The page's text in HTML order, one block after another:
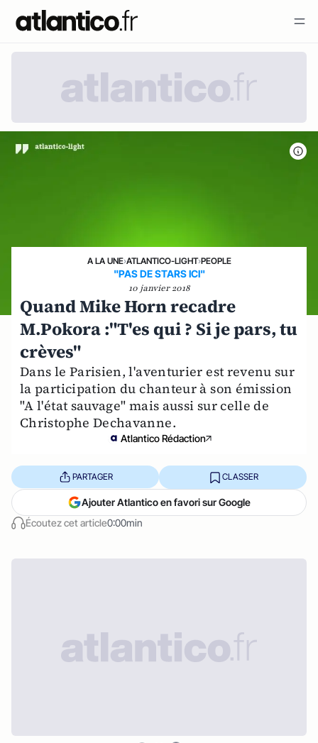
A LA UNE›ATLANTICO-LIGHT›PEOPLE
"PAS DE STARS ICI"
10 janvier 2018
Quand Mike Horn recadre
M.Pokora :"T'es qui ? Si je pars, tu
crèves"
Dans le Parisien, l'aventurier est revenu sur
la participation du chanteur à son émission
"A l'état sauvage" mais aussi sur celle de
Christophe Dechavanne.
Atlantico Rédaction
Écoutez cet article0:00min
PARTAGER CLASSER
Ajouter Atlantico en favori sur Google